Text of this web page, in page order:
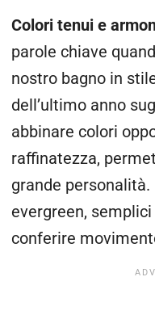
Colori tenui e
parole chiave
nostro bagno in
dell’ultimo anno
abbinare colori
raffinatezza,
grande
evergreen,
conferire